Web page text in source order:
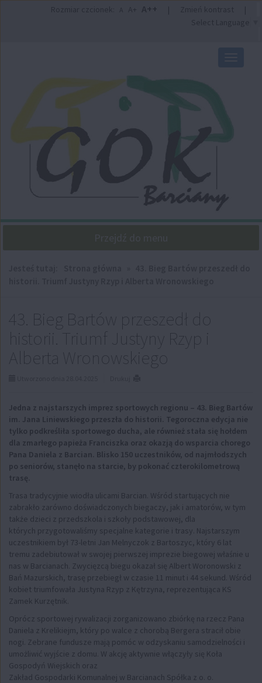
Przejdź do menu
43. Bieg Bartów przeszedł do
historii. Triumf Justyny Rzyp i
Alberta Wronowskiego
Jedna z najstarszych imprez sportowych regionu – 43. Bieg Bartów
im. Jana Liniewskiego przeszła do historii. Tegoroczna edycja nie
tylko podkreśliła sportowego ducha, ale również stała się hołdem
dla zmarłego papieża Franciszka oraz okazją do wsparcia chorego
Pana Daniela z Barcian. Blisko 150 uczestników, od najmłodszych
po seniorów, stanęło na starcie, by pokonać czterokilometrową
trasę.
Trasa tradycyjnie wiodła ulicami Barcian. Wśród startujących nie
zabrakło zarówno doświadczonych biegaczy, jak i amatorów, w tym
także dzieci z przedszkola i szkoły podstawowej, dla
których przygotowaliśmy specjalne kategorie i trasy. Najstarszym
uczestnikiem był 73-letni Jan Melnyczok z Bartoszyc, który 6 lat
tremu zadebiutował w swojej pierwszej imprezie biegowej właśnie u
nas w Barcianach. Zwycięzcą biegu okazał się Albert Woronowski z
Bań Mazurskich, trasę przebiegł w czasie 11 minut i 44 sekund. Wśród
kobiet triumfowała Justyna Rzyp z Kętrzyna, reprezentująca KS
Zamek Kurzętnik.
Oprócz sportowej rywalizacji zorganizowano zbiórkę na rzecz Pana
Daniela z Krelikiejm, który po walce z chorobą Bergera stracił obie
nogi. Zebrane fundusze mają pomóc w odzyskaniu samodzielności i
umożliwić wyjście z domu. W akcję aktywnie włączyły się Koła
Gospodyń Wiejskich oraz
Zakład Gospodarki Komunalnej w Barcianach Spółka z o. o.